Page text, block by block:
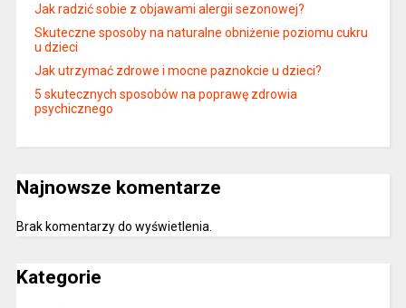
Jak radzić sobie z objawami alergii sezonowej?
Skuteczne sposoby na naturalne obniżenie poziomu cukru
u dzieci
Jak utrzymać zdrowe i mocne paznokcie u dzieci?
5 skutecznych sposobów na poprawę zdrowia
psychicznego
Najnowsze komentarze
Brak komentarzy do wyświetlenia.
Kategorie